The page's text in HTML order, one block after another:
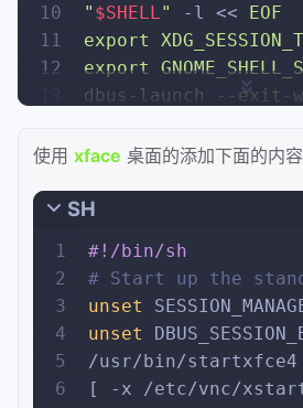
10
11
12
15
" $SHELL " -l << EOF
export
export
dbus-launch --exit-
vncserver -kill
使用 xface 桌面的添加下面的内容
SH
1
2
3
4
5
6
#!/bin/sh
# Start up the
unset
unset
/usr/bin/startxfce4
[ -x /etc/vnc/